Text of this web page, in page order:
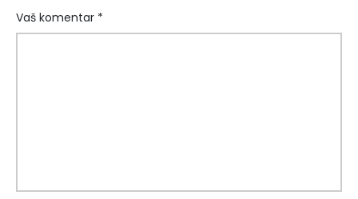
Vaš komentar *